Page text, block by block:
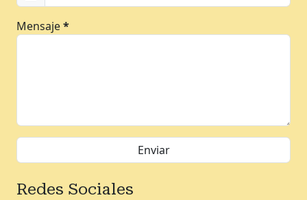
Mensaje*
Redes Sociales